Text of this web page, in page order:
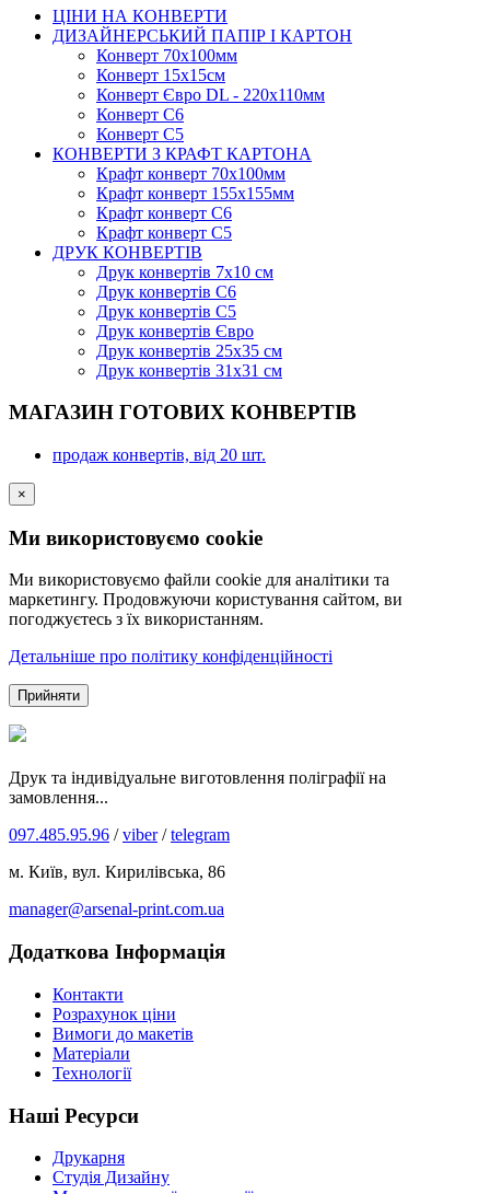
ЦІНИ НА КОНВЕРТИ
ДИЗАЙНЕРСЬКИЙ ПАПІР І КАРТОН
Конверт 70х100мм
Конверт 15х15см
Конверт Євро DL - 220x110мм
Конверт С6
Конверт С5
КОНВЕРТИ З КРАФТ КАРТОНА
Крафт конверт 70х100мм
Крафт конверт 155х155мм
Крафт конверт С6
Крафт конверт С5
ДРУК КОНВЕРТІВ
Друк конвертів 7х10 см
Друк конвертів С6
Друк конвертів С5
Друк конвертів Євро
Друк конвертів 25х35 см
Друк конвертів 31х31 см
МАГАЗИН ГОТОВИХ КОНВЕРТІВ
продаж конвертів, від 20 шт.
×
Ми використовуємо cookie
Ми використовуємо файли cookie для аналітики та
маркетингу. Продовжуючи користування сайтом, ви
погоджуєтесь з їх використанням.
Детальніше про політику конфіденційності
Прийняти
Друк та індивідуальне виготовлення поліграфії на
замовлення...
097.485.95.96 /viber/telegram
м. Київ, вул. Кирилівська, 86
manager@arsenal-print.com.ua
Додаткова Інформація
Контакти
Розрахунок ціни
Вимоги до макетів
Матеріали
Технології
Наші Ресурси
Друкарня
Студія Дизайну